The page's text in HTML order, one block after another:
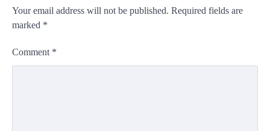
Your email address will not be published. Required fields are
marked *
Comment *